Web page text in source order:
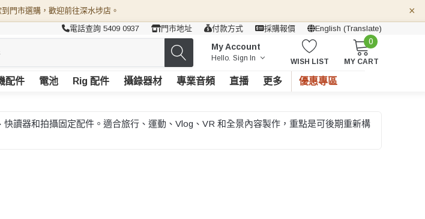
門市選購，歡迎前往深水埗店。 ×
電話查詢 5409 0937 門市地址 付款方式 採購報價 English (Translate)
My Account
Hello. Sign In WISH LIST
0
MY CART
配件 電池 Rig 配件 攝錄器材 專業音頻 直播 更多 優惠專區
讀器和拍攝固定配件。適合旅行、運動、Vlog、VR 和全景內容製作，重點是可後期重新構